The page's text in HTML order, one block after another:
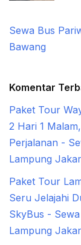
Sewa Bus
Bawang
Komentar
Paket Tour
2 Hari 1
Perjalanan -
Lampung
Paket Tour
Seru Jelajahi
SkyBus -
Lampung